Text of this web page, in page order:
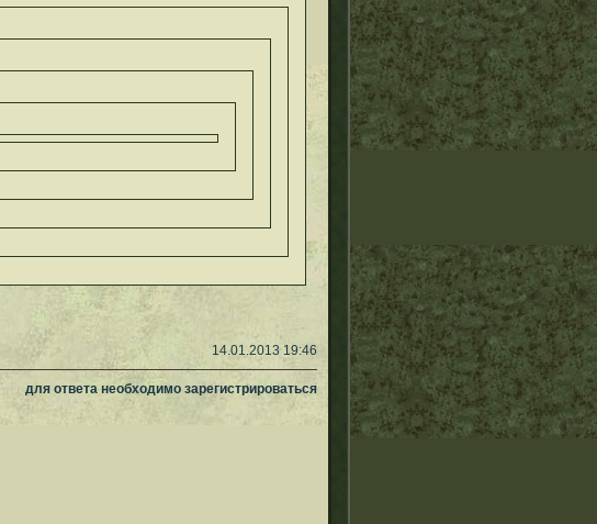
14.01.2013 19:46
для ответа необходимо зарегистрироваться